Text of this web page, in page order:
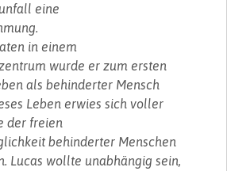
eine
in einem
wurde er zum ersten
als behinderter Mensch
Leben erwies sich voller
der freien
behinderter Menschen
Lucas wollte unabhängig sein,